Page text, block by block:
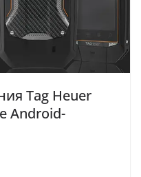
Tag Heuer
Android-